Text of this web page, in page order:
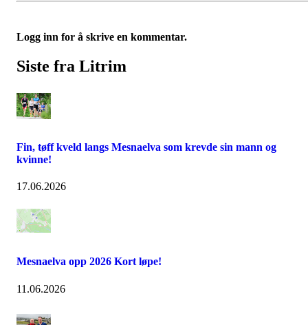
Logg inn for å skrive en kommentar.
Siste fra Litrim
Fin, tøff kveld langs Mesnaelva som krevde sin mann og
kvinne!
17.06.2026
Mesnaelva opp 2026 Kort løpe!
11.06.2026